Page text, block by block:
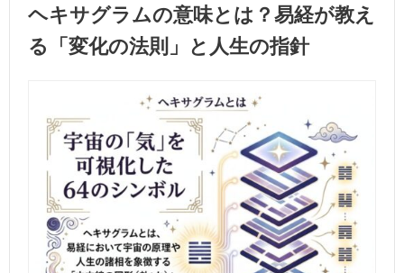
ヘキサグラムの意味とは？易経が教え
る「変化の法則」と人生の指針